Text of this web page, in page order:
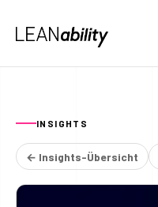
INSIGHTS
← Insights-Übersicht